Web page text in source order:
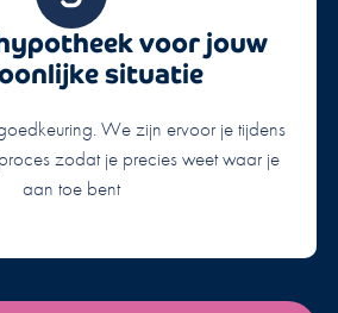
voor jouw
situatie
We zijn ervoor je tijdens
zodat je precies weet waar je
aan toe bent